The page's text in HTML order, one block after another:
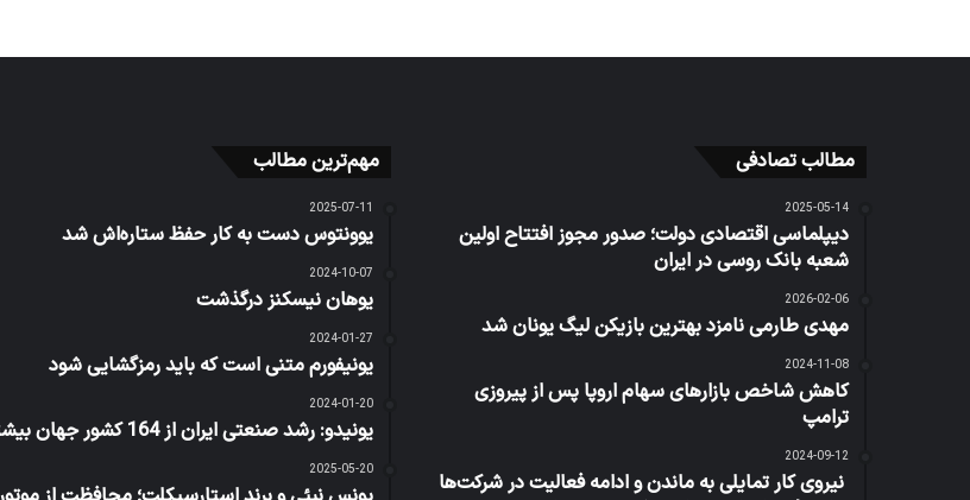
مطالب تصادفی
2025-05-14
دیپلماسی اقتصادی دولت؛ صدور مجوز افتتاح اولین
شعبه بانک روسی در ایران
2026-02-06
مهدی طارمی نامزد بهترین بازیکن لیگ یونان شد
2024-11-08
کاهش شاخص بازارهای سهام اروپا پس از پیروزی
ترامپ
2024-09-12
نیروی کار تمایلی به ماندن و ادامه فعالیت در شرکت‌ها
مهم‌ترین مطالب
2025-07-11
یوونتوس دست به کار حفظ ستاره‌اش شد
2024-10-07
یوهان نیسکنز درگذشت
2024-01-27
یونیفورم متنی است که باید رمزگشایی شود
2024-01-20
یونیدو: رشد صنعتی ایران از 164 کشور جهان بیشتر شد
2025-05-20